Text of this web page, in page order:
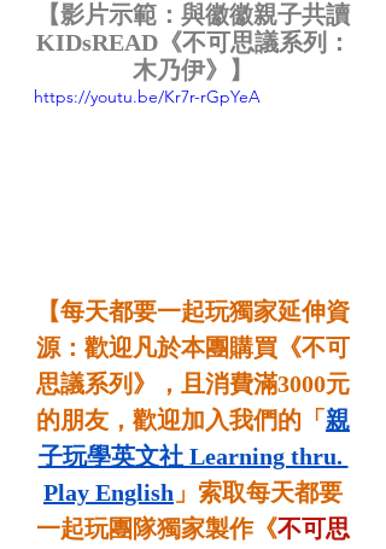
【影片示範：與徽徽親子共讀
KIDsREAD《不可思議系列：
木乃伊》】
https://youtu.be/Kr7r-rGpYeA
【每天都要一起玩獨家延伸資
源：歡迎凡於本團購買《不可
思議系列》，且消費滿3000元
的朋友，歡迎加入我們的「親
子玩學英文社 Learning thru.
Play English 」索取每天都要
一起玩團隊獨家製作《不可思